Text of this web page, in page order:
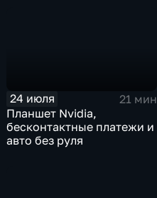
24 июля
21 мин
Планшет Nvidia,
бесконтактные платежи и
авто без руля